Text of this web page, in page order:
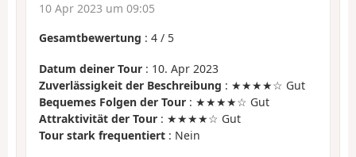
10 Apr 2023 um 09:05
Gesamtbewertung : 4 / 5
Datum deiner Tour : 10. Apr 2023
Zuverlässigkeit der Beschreibung : ★★★★☆ Gut
Bequemes Folgen der Tour : ★★★★☆ Gut
Attraktivität der Tour : ★★★★☆ Gut
Tour stark frequentiert : Nein